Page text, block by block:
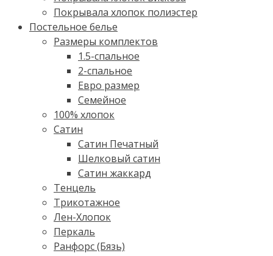
Покрывала хлопок полиэстер
Постельное белье
Размеры комплектов
1.5-спальное
2-спальное
Евро размер
Семейное
100% хлопок
Cатин
Сатин Печатный
Шелковый сатин
Сатин жаккард
Тенцель
Трикотажное
Лен-Хлопок
Перкаль
Ранфорс (Бязь)